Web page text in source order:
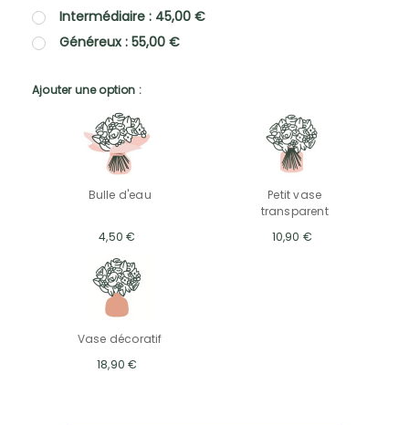
Intermédiaire : 45,00 €
Généreux : 55,00 €
Ajouter une option :
Bulle d'eau
4,50 €
Petit vase
transparent
10,90 €
Vase décoratif
18,90 €